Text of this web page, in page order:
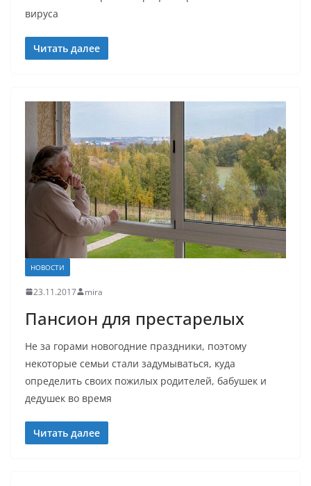
вируса
Читать далее
НОВОСТИ
23.11.2017 mira
Пансион для престарелых
Не за горами новогодние праздники, поэтому
некоторые семьи стали задумываться, куда
определить своих пожилых родителей, бабушек и
дедушек во время
Читать далее